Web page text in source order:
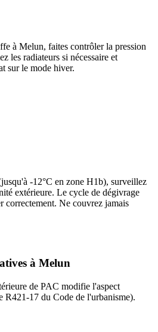
à Melun, faites contrôler la pression
les radiateurs si nécessaire et
sur le mode hiver.
-12°C en zone H1b), surveillez
extérieure. Le cycle de dégivrage
correctement. Ne couvrez jamais
à Melun
de PAC modifie l'aspect
R421-17 du Code de l'urbanisme).